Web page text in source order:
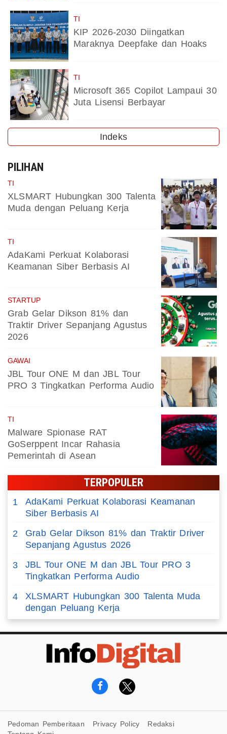
TI
KIP 2026-2030 Diingatkan
Maraknya Deepfake dan Hoaks
TI
Microsoft 365 Copilot Lampaui 30
Juta Lisensi Berbayar
Indeks
PILIHAN
TI
XLSMART Hubungkan 300 Talenta
Muda dengan Peluang Kerja
TI
AdaKami Perkuat Kolaborasi
Keamanan Siber Berbasis AI
STARTUP
Grab Gelar Dikson 81% dan
Traktir Driver Sepanjang Agustus
2026
GAWAI
JBL Tour ONE M dan JBL Tour
PRO 3 Tingkatkan Performa Audio
TI
Malware Spionase RAT
GoSerppent Incar Rahasia
Pemerintah di Asean
TERPOPULER
1
AdaKami Perkuat Kolaborasi Keamanan
Siber Berbasis AI
2
Grab Gelar Dikson 81% dan Traktir Driver
Sepanjang Agustus 2026
3
JBL Tour ONE M dan JBL Tour PRO 3
Tingkatkan Performa Audio
4
XLSMART Hubungkan 300 Talenta Muda
dengan Peluang Kerja
Pedoman Pemberitaan Privacy Policy
Redaksi